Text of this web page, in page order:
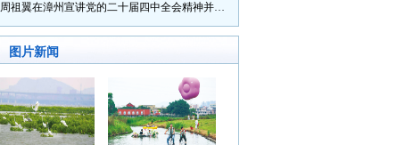
周祖翼在漳州宣讲党的二十届四中全会精神并调研
图片新闻